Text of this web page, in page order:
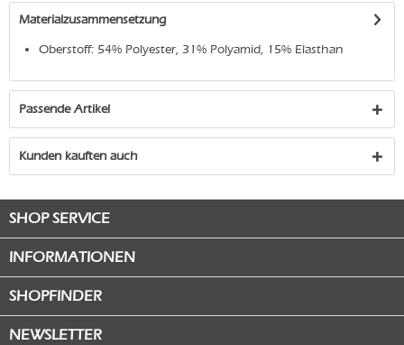
Materialzusammensetzung
Oberstoff: 54% Polyester, 31% Polyamid, 15% Elasthan
Passende Artikel
Kunden kauften auch
SHOP SERVICE
INFORMATIONEN
SHOPFINDER
NEWSLETTER